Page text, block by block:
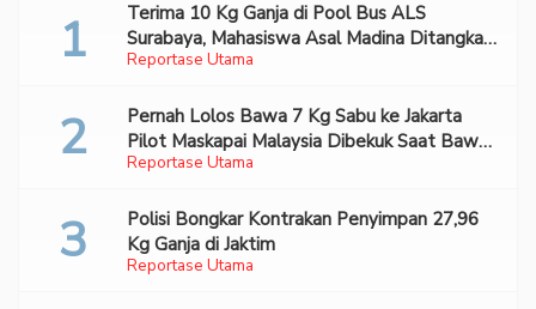
Reportase Utama
Terima 10 Kg Ganja di Pool Bus ALS
Surabaya, Mahasiswa Asal Madina Ditangkap
Bareskrim
Reportase Utama
Pernah Lolos Bawa 7 Kg Sabu ke Jakarta
Pilot Maskapai Malaysia Dibekuk Saat Bawa
70 Ribu Pil Ekstasi Di Bandara Soetta
Reportase Utama
Polisi Bongkar Kontrakan Penyimpan 27,96
Kg Ganja di Jaktim